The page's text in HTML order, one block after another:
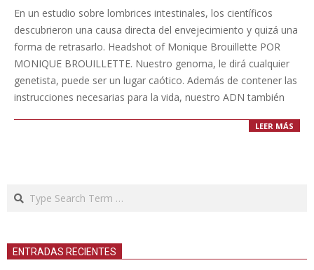
11-
11
En un estudio sobre lombrices intestinales, los científicos
descubrieron una causa directa del envejecimiento y quizá una
forma de retrasarlo. Headshot of Monique Brouillette POR
MONIQUE BROUILLETTE. Nuestro genoma, le dirá cualquier
genetista, puede ser un lugar caótico. Además de contener las
instrucciones necesarias para la vida, nuestro ADN también
LEER MÁS
Search
ENTRADAS RECIENTES